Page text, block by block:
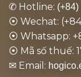
✆ Hotline:
⦿ Wechat:
⦿ Whatsapp:
⦿ Mã số thuế:
✉ Email: